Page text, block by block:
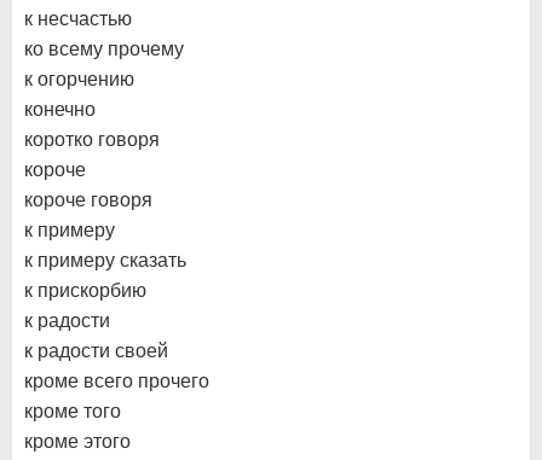
к несчастью
ко всему прочему
к огорчению
конечно
коротко говоря
короче
короче говоря
к примеру
к примеру сказать
к прискорбию
к радости
к радости своей
кроме всего прочего
кроме того
кроме этого